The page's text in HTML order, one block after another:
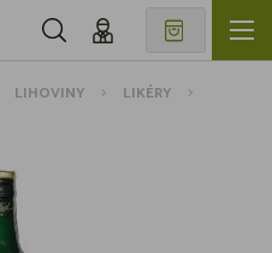
LIHOVINY LIKÉRY